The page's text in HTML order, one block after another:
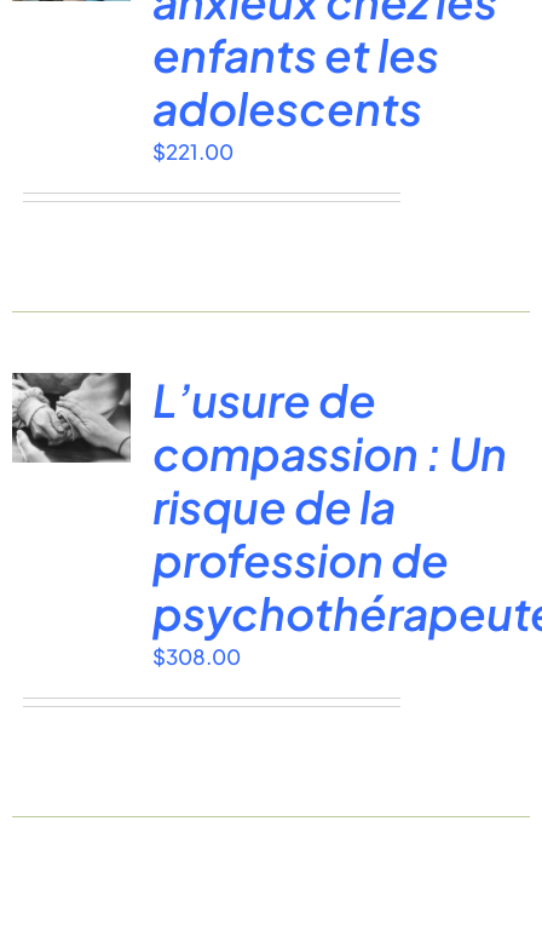
enfants et les
adolescents
$221.00
L’usure de
compassion : Un
risque de la
profession de
$308.00